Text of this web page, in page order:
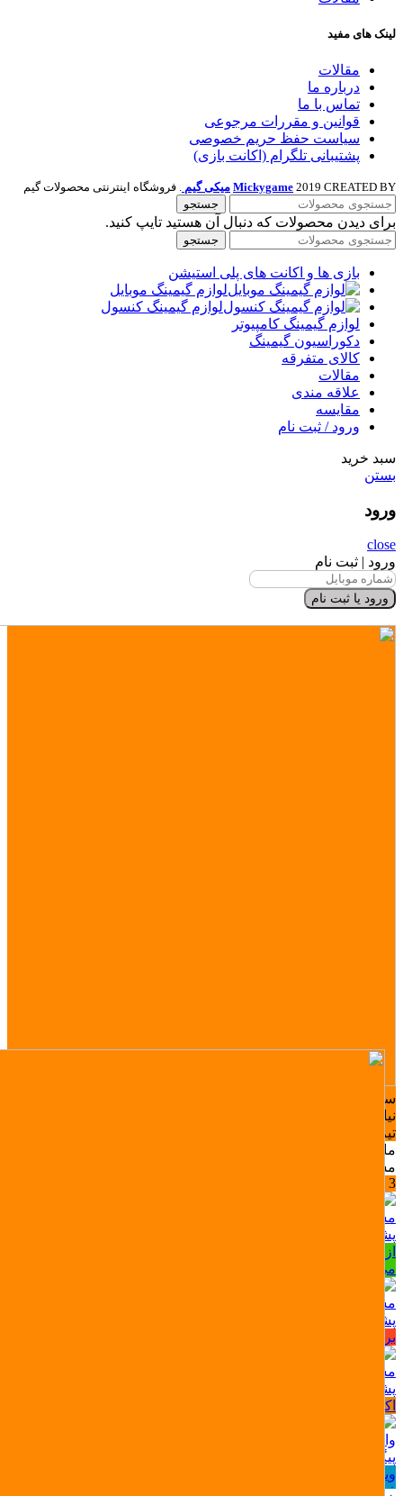
لینک های مفید
مقالات
درباره ما
تماس با ما
قوانین و مقررات مرجوعی
سیاست حفظ حریم خصوصی
پشتیبانی تلگرام (اکانت بازی)
Mickygame 2019 CREATED BY میکی گیم
. فروشگاه اینترنتی محصولات گیم
جستجو
برای دیدن محصولات که دنبال آن هستید تایپ کنید.
جستجو
بازی ها و اکانت های پلی استیشن
لوازم گیمینگ موبایل
لوازم گیمینگ کنسول
لوازم گیمینگ کامپیوتر
دکوراسیون گیمینگ
کالای متفرقه
مقالات
علاقه مندی
مقایسه
ورود / ثبت نام
سبد خرید
بستن
ورود
close
ورود | ثبت نام
ورود یا ثبت نام
سوال یا مشکلی دارید؟ ما اینجاییم تا راهنمایی‌تون کنیم.
نیاز به راهنمایی در مورد خرید لوازم گیمینگ یا اکانت بازی داری؟
تیم پشتیبانی ما همراهته!
ما معمولا کمتر از 10 دقیقه پاسخ میدیم مگه اینکه خواب باشیم
مشاوره خرید، نصب و فعال‌سازی اکانت
3 +
مشاوره خرید، نصب و فعال‌سازی اکانت
پشتیبانی اکانت بازی (تلگرام)
از انتخاب بازی تا فعال‌سازی اکانت، ما کنارتیم بپرس، سریع جواب
می‌دیم!
مشکل سفارش؟ سریع بهمون بگو
پشتیبانی فروشگاه (پیامکی)
برای ثبت، لغو یا پیگیری سفارش مشکلی داری؟ ما اینجاییم!
مشاوره تلفنی اکانت‌ پلی استیشن
پشتیبانی اکانت بازی (تلفنی)
اکانت بالا نمیاد یا مشکلی تو فعال‌سازی داری؟
واحد ارسال میکی گیم
پیگیری ارسال سفارشات (محصولات فیزیکی)
ویژه پیگیری ارسال، کد رهگیری و مشکلات تحویل سفارش‌های
فیزیکی.